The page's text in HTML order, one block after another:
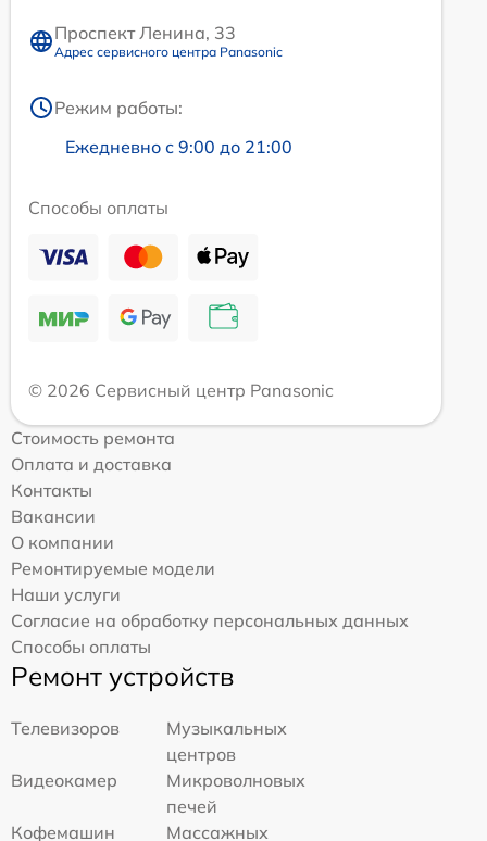
Проспект Ленина, 33
Адрес сервисного центра Panasonic
Режим работы:
Ежедневно с 9:00 до 21:00
Способы оплаты
© 2026 Сервисный центр Panasonic
Стоимость ремонта
Оплата и доставка
Контакты
Вакансии
О компании
Ремонтируемые модели
Наши услуги
Согласие на обработку персональных данных
Способы оплаты
Ремонт устройств
Телевизоров
Музыкальных
центров
Видеокамер
Микроволновых
печей
Кофемашин
Массажных